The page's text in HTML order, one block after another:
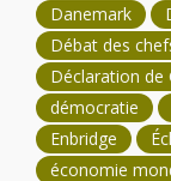
Danemark
Débat des
Déclaration de
démocratie
Enbridge
économie